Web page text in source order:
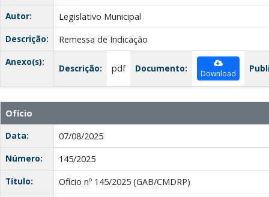
Autor:
Legislativo Municipal
Descrição:
Remessa de Indicação
Anexo(s):
Descrição: pdf Documento: Download
Ofício
Data:
07/08/2025
Número:
145/2025
Título:
Ofício nº 145/2025 (GAB/CMDRP)